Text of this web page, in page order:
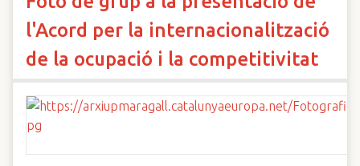
l'Acord per la internacionalització
de la ocupació i la competitivitat